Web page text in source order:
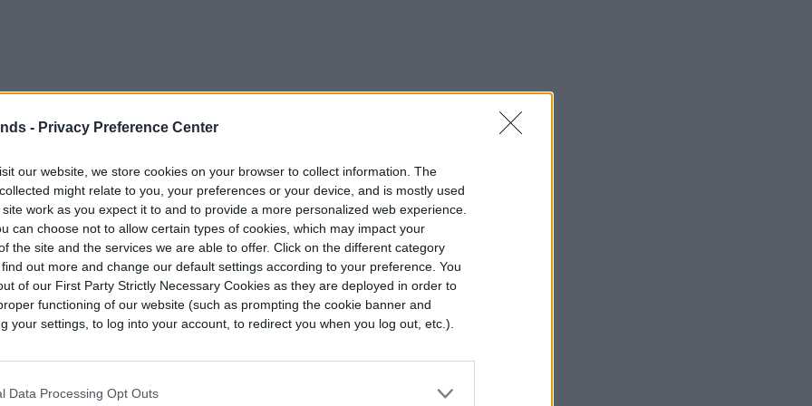
- Privacy Preference Center
our website, we store cookies on your browser to collect information. The
might relate to you, your preferences or your device, and is mostly used
work as you expect it to and to provide a more personalized web experience.
can choose not to allow certain types of cookies, which may impact your
the site and the services we are able to offer. Click on the different category
out more and change our default settings according to your preference. You
of our First Party Strictly Necessary Cookies as they are deployed in order to
functioning of our website (such as prompting the cookie banner and
your settings, to log into your account, to redirect you when you log out, etc.).
Data Processing Opt Outs
incorporaron un marcapasos para controlar
mediante pulsos de luz.
el pez fueron modificadas genéticamente
ondas lumínicas específicas. De esta manera,